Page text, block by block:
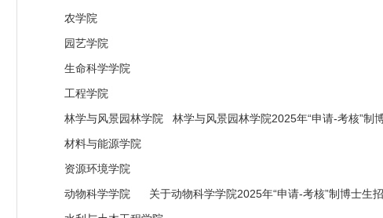
农学院
园艺学院
生命科学学院
工程学院
林学与风景园林学院
林学与风景园林学院2025年“申请-考核”制
材料与能源学院
资源环境学院
动物科学学院
关于动物科学学院2025年“申请-考核”制博士生